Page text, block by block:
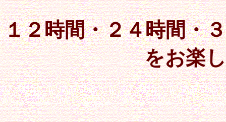
１２時間・２４時間・
をお楽